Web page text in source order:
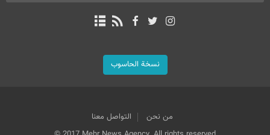
نسخة الحاسوب
من نحن
التواصل معنا